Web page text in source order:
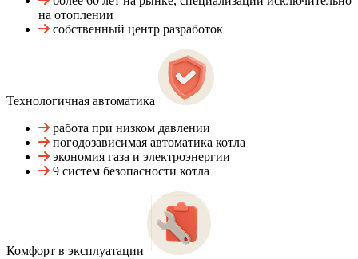
на отоплении
собственный центр разработок
Технологичная автоматика
работа при низком давлении
погодозависимая автоматика котла
экономия газа и электроэнергии
9 систем безопасности котла
Комфорт в эксплуатации